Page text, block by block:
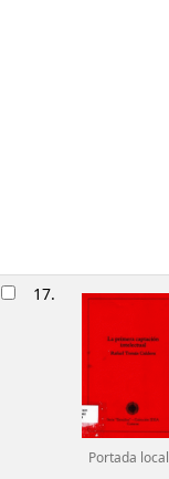
17.
Portada local